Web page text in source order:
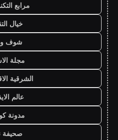
مرابع
خيال
شوف
مجلة
الشرقية
عالم
مدونة
صحيفة